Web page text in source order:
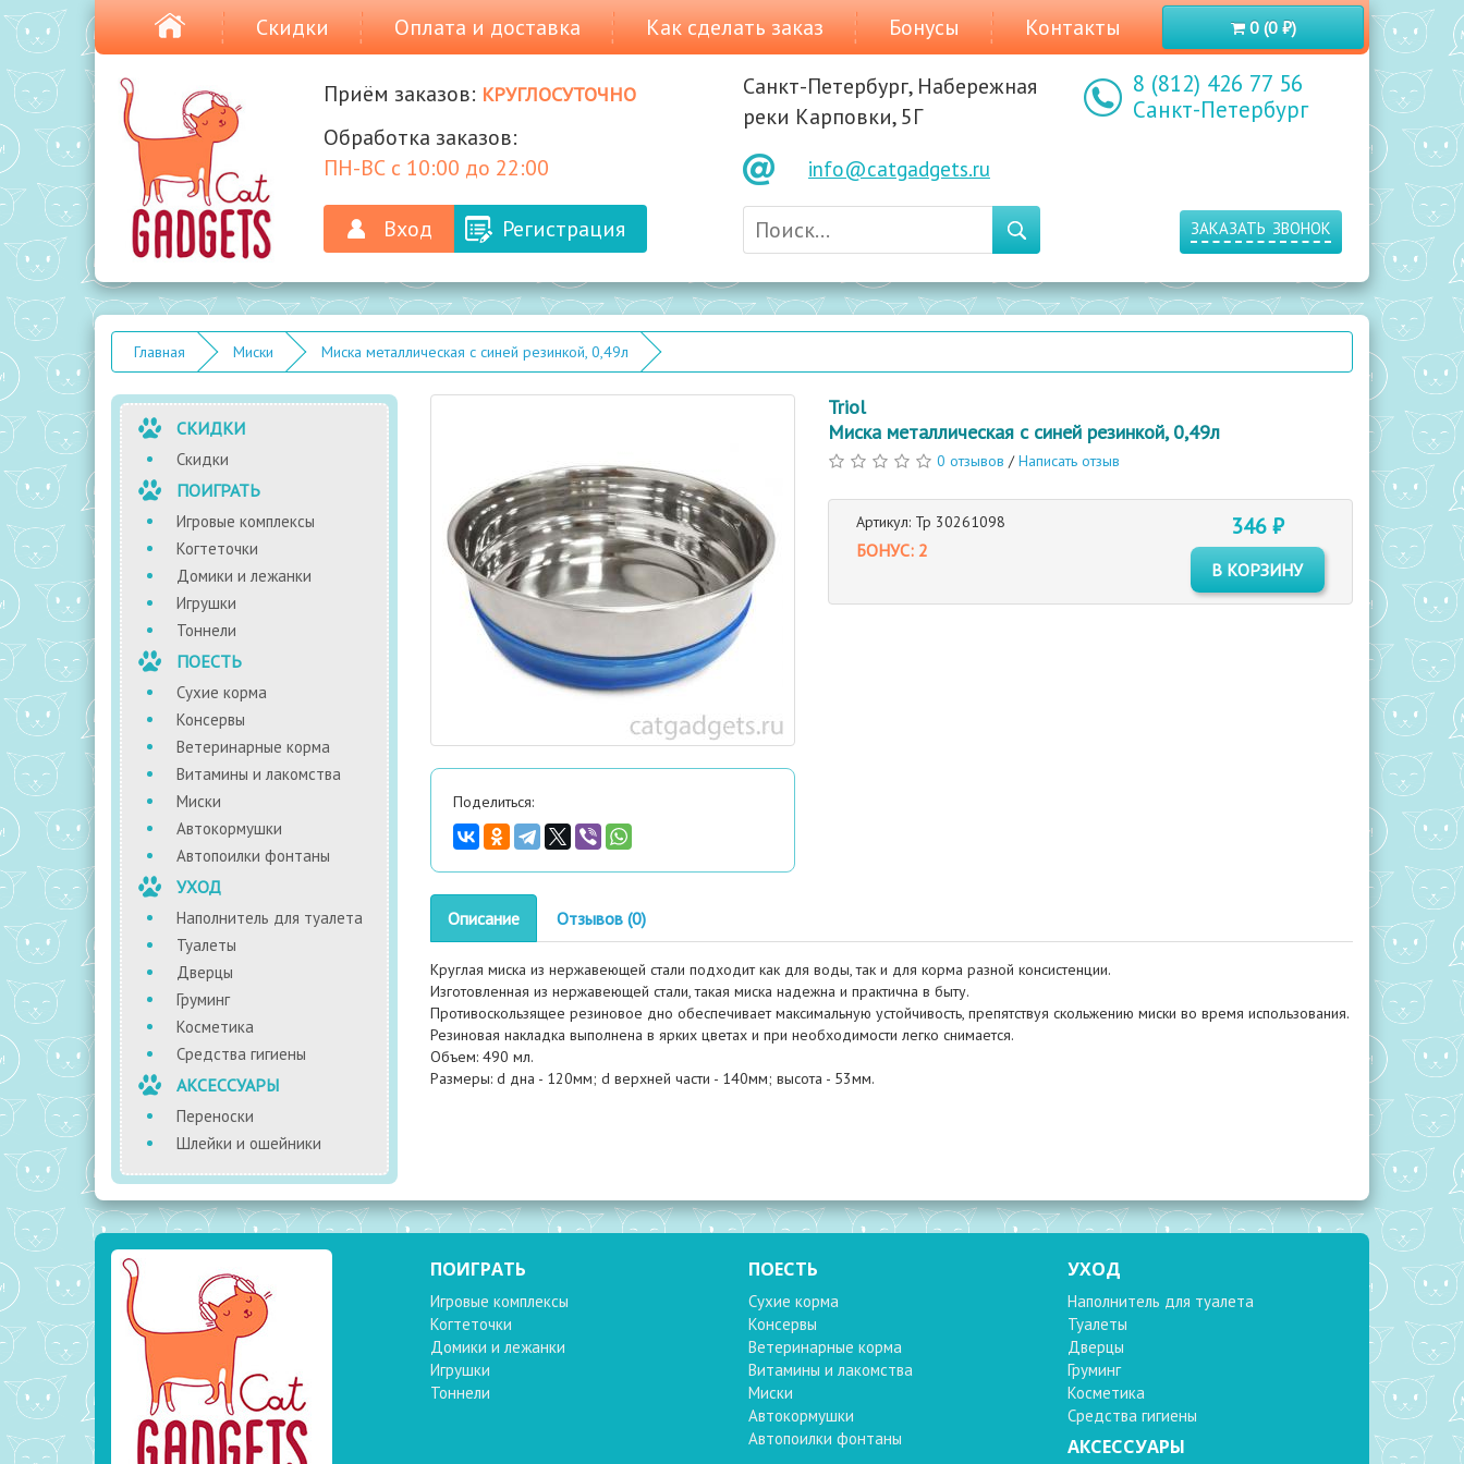
0 (0 ₽)
Скидки Оплата и доставка Как сделать заказ Бонусы Контакты
Приём заказов: круглосуточно
Обработка заказов:
ПН-ВС с 10:00 до 22:00
Вход Регистрация
Санкт-Петербург, Набережная
реки Карповки, 5Г
info@catgadgets.ru
8 (812) 426 77 56
Санкт-Петербург
заказать звонок
Главная Миски Миска металлическая с синей резинкой, 0,49л
СКИДКИ
Скидки
ПОИГРАТЬ
Игровые комплексы
Когтеточки
Домики и лежанки
Игрушки
Тоннели
ПОЕСТЬ
Сухие корма
Консервы
Ветеринарные корма
Витамины и лакомства
Миски
Автокормушки
Автопоилки фонтаны
УХОД
Наполнитель для туалета
Туалеты
Дверцы
Груминг
Косметика
Средства гигиены
АКСЕССУАРЫ
Переноски
Шлейки и ошейники
Поделиться:
Triol
Миска металлическая с синей резинкой, 0,49л
0 отзывов /Написать отзыв
Артикул: Тр 30261098
БОНУС: 2
346 ₽
В КОРЗИНУ
Описание Отзывов (0)
Круглая миска из нержавеющей стали подходит как для воды, так и для корма разной консистенции.
Изготовленная из нержавеющей стали, такая миска надежна и практична в быту.
Противоскользящее резиновое дно обеспечивает максимальную устойчивость, препятствуя скольжению миски во время использования.
Резиновая накладка выполнена в ярких цветах и при необходимости легко снимается.
Объем: 490 мл.
Размеры: d дна - 120мм; d верхней части - 140мм; высота - 53мм.
ПОИГРАТЬ
Игровые комплексы
Когтеточки
Домики и лежанки
Игрушки
Тоннели
ПОЕСТЬ
Сухие корма
Консервы
Ветеринарные корма
Витамины и лакомства
Миски
Автокормушки
Автопоилки фонтаны
УХОД
Наполнитель для туалета
Туалеты
Дверцы
Груминг
Косметика
Средства гигиены
АКСЕССУАРЫ